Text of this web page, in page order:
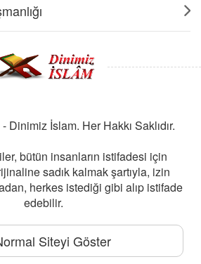
İslam. Her Hakkı Saklıdır.
bütün insanların istifadesi için
sadık kalmak şartıyla, izin
herkes istediği gibi alıp istifade
edebilir.
Siteyi Göster